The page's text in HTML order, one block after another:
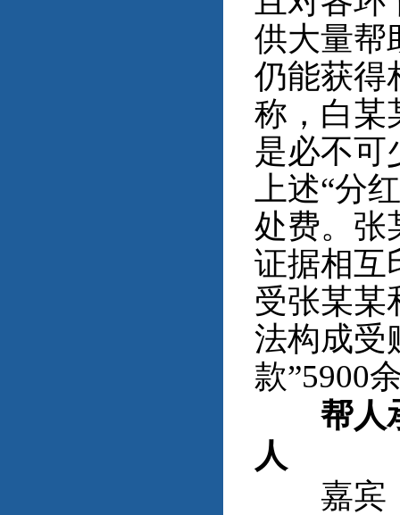
供大量帮
仍能获得
称，白某
是必不可
上述“分
处费。张
证据相互
受张某某
法构成受
款”5900
帮人承
人
嘉宾：